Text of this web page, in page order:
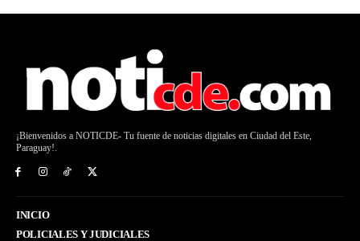
¡Bienvenidos a NOTICDE- Tu fuente de noticias digitales en Ciudad del Este,
Paraguay!.
INICIO
POLICIALES Y JUDICIALES